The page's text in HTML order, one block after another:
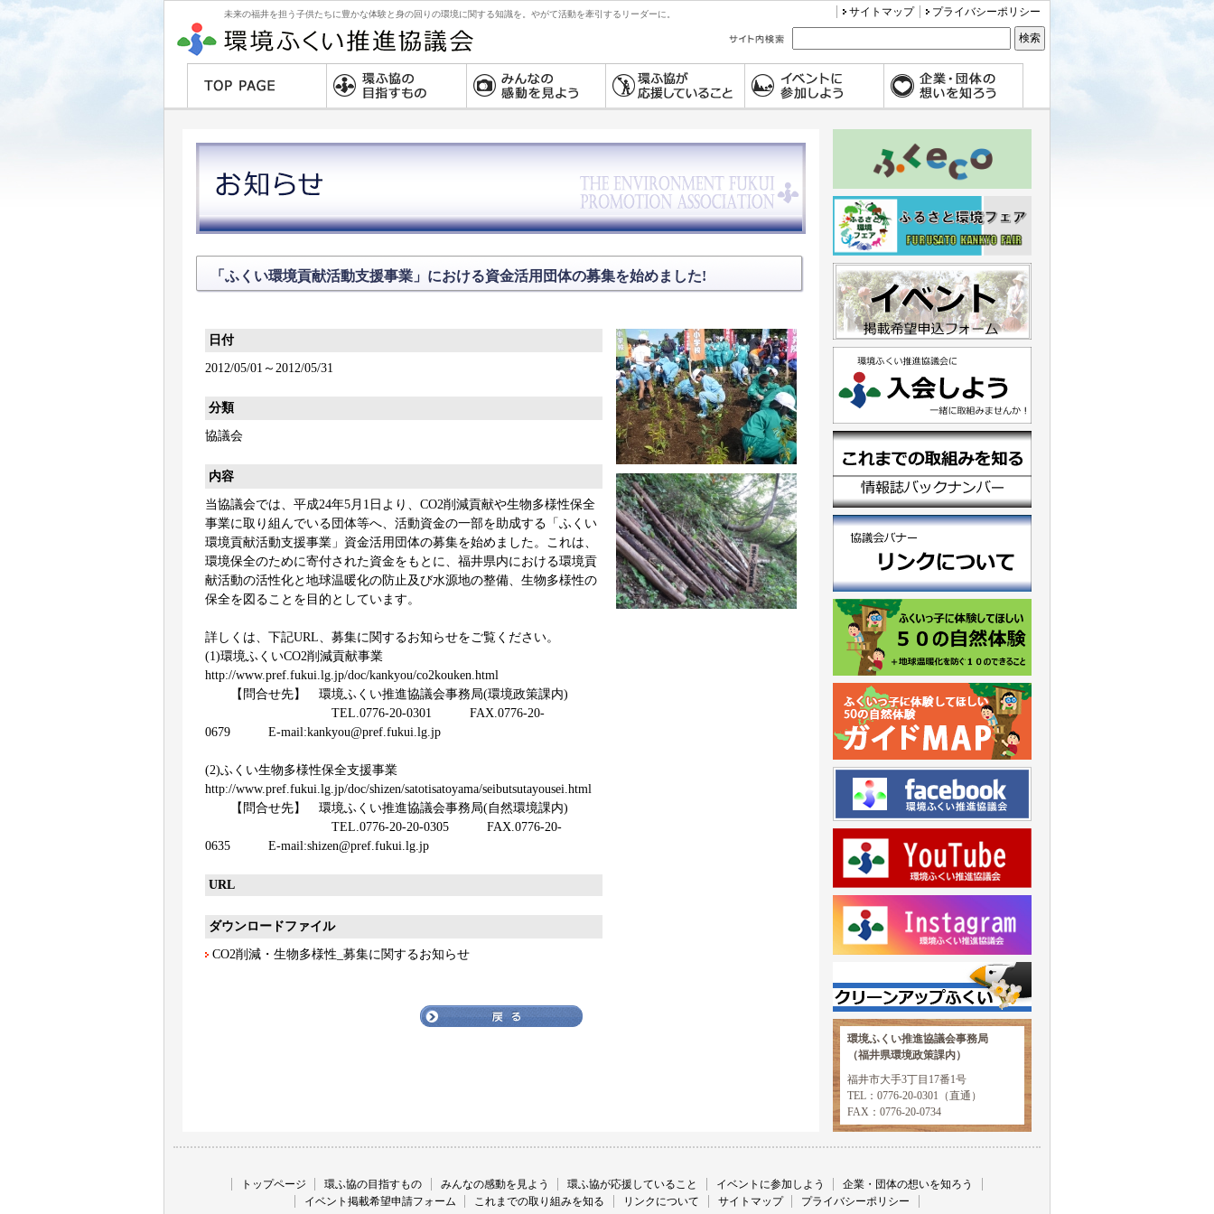
未来の福井を担う子供たちに豊かな体験と身の回りの環境に関する知識を。やがて活動を牽引するリーダーに。 サイトマップ プライバシーポリシー
「ふくい環境貢献活動支援事業」における資金活用団体の募集を始めました!
日付
2012/05/01～2012/05/31
分類
協議会
内容
当協議会では、平成24年5月1日より、CO2削減貢献や生物多様性保全
事業に取り組んでいる団体等へ、活動資金の一部を助成する「ふくい
環境貢献活動支援事業」資金活用団体の募集を始めました。これは、
環境保全のために寄付された資金をもとに、福井県内における環境貢
献活動の活性化と地球温暖化の防止及び水源地の整備、生物多様性の
保全を図ることを目的としています。
詳しくは、下記URL、募集に関するお知らせをご覧ください。
(1)環境ふくいCO2削減貢献事業
http://www.pref.fukui.lg.jp/doc/kankyou/co2kouken.html
【問合せ先】 環境ふくい推進協議会事務局(環境政策課内)
TEL.0776-20-0301 FAX.0776-20-
0679 E-mail:kankyou@pref.fukui.lg.jp
(2)ふくい生物多様性保全支援事業
http://www.pref.fukui.lg.jp/doc/shizen/satotisatoyama/seibutsutayousei.html
【問合せ先】 環境ふくい推進協議会事務局(自然環境課内)
TEL.0776-20-20-0305 FAX.0776-20-
0635 E-mail:shizen@pref.fukui.lg.jp
URL
ダウンロードファイル
CO2削減・生物多様性_募集に関するお知らせ
環境ふくい推進協議会事務局
（福井県環境政策課内）
福井市大手3丁目17番1号
TEL：0776-20-0301（直通）
FAX：0776-20-0734
トップページ 環ふ協の目指すもの みんなの感動を見よう 環ふ協が応援していること イベントに参加しよう
企業・団体の想いを知ろう
イベント掲載希望申請フォーム
これまでの取り組みを知る リンクについて サイトマップ プライバシーポリシー